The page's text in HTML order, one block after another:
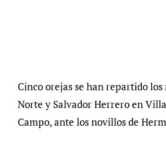
Cinco orejas se han repartido
Norte y Salvador Herrero en
Campo, ante los novillos de